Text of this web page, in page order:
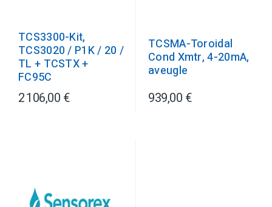
TCS3300-Kit,
TCS3020 / P1K / 20 /
TL + TCSTX +
FC95C
2 106,00 €
TCSMA-Toroidal
Cond Xmtr, 4-20mA,
aveugle
939,00 €